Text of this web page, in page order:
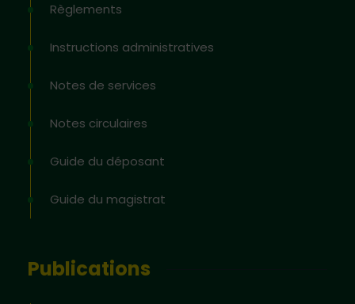
Règlements
Instructions administratives
Notes de services
Notes circulaires
Guide du déposant
Guide du magistrat
Publications